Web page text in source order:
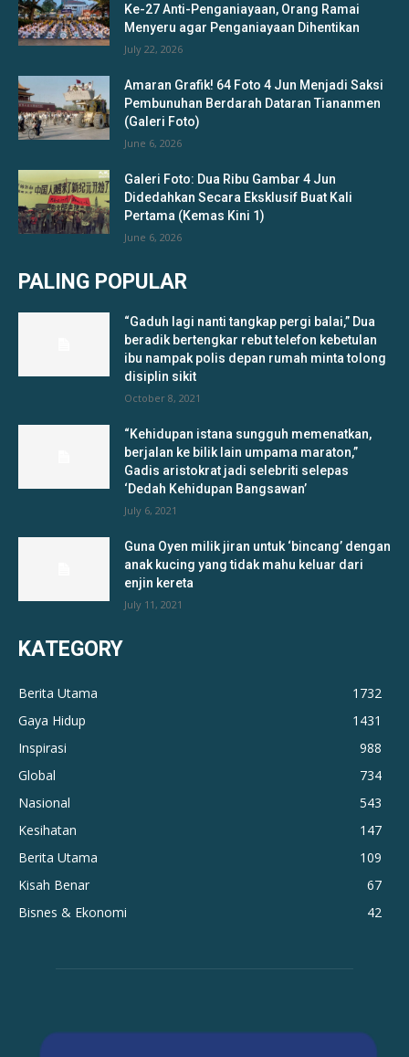
Ke-27 Anti-Penganiayaan, Orang Ramai
Menyeru agar Penganiayaan Dihentikan
July 22, 2026
Amaran Grafik! 64 Foto 4 Jun Menjadi Saksi
Pembunuhan Berdarah Dataran Tiananmen
(Galeri Foto)
June 6, 2026
Galeri Foto: Dua Ribu Gambar 4 Jun
Didedahkan Secara Eksklusif Buat Kali
Pertama (Kemas Kini 1)
June 6, 2026
PALING POPULAR
“Gaduh lagi nanti tangkap pergi balai,” Dua
beradik bertengkar rebut telefon kebetulan
ibu nampak polis depan rumah minta tolong
disiplin sikit
October 8, 2021
“Kehidupan istana sungguh memenatkan,
berjalan ke bilik lain umpama maraton,”
Gadis aristokrat jadi selebriti selepas
‘Dedah Kehidupan Bangsawan’
July 6, 2021
Guna Oyen milik jiran untuk ‘bincang’ dengan
anak kucing yang tidak mahu keluar dari
enjin kereta
July 11, 2021
KATEGORY
Berita Utama
1732
Gaya Hidup
1431
Inspirasi
988
Global
734
Nasional
543
Kesihatan
147
Berita Utama
109
Kisah Benar
67
Bisnes & Ekonomi
42